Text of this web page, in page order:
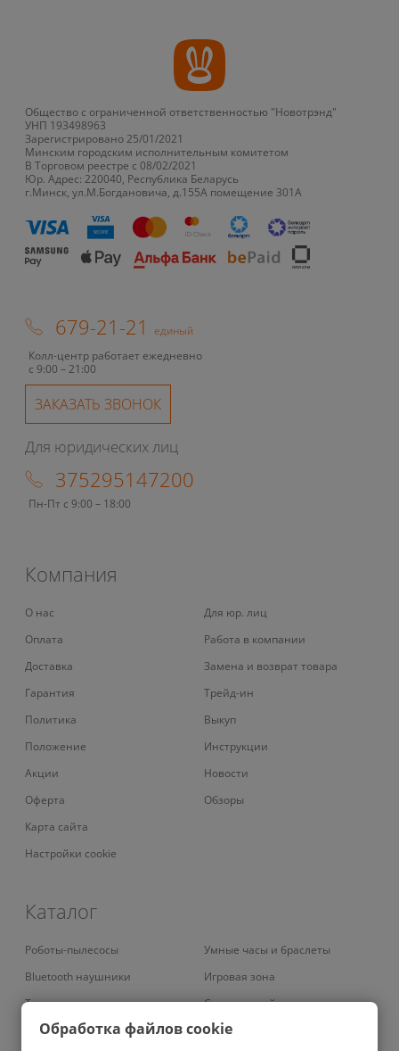
Общество с ограниченной ответственностью "Новотрэнд"
УНП 193498963
Зарегистрировано 25/01/2021
Минским городским исполнительным комитетом
В Торговом реестре с 08/02/2021
Юр. Адрес: 220040, Республика Беларусь
г.Минск, ул.М.Богдановича, д.155А помещение 301А
679-21-21
единый
Колл-центр работает ежедневно
с 9:00 – 21:00
ЗАКАЗАТЬ ЗВОНОК
Для юридических лиц
375295147200
Пн-Пт с 9:00 – 18:00
Компания
О нас
Оплата
Доставка
Гарантия
Политика
Положение
Акции
Оферта
Карта сайта
Настройки cookie
Для юр. лиц
Работа в компании
Замена и возврат товара
Трейд-ин
Выкуп
Инструкции
Новости
Обзоры
Каталог
Роботы-пылесосы
Bluetooth наушники
Телевизоры
Умные кондиционеры
Умные часы и браслеты
Игровая зона
Смарт-устройства
Умный дом
Обработка файлов cookie